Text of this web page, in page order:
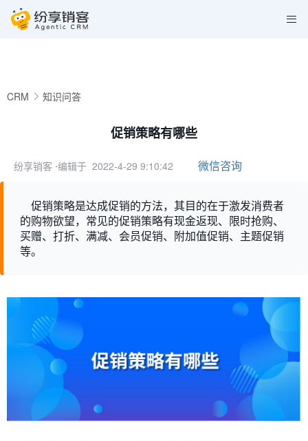
CRM 知识问答
促销策略有哪些
纷享销客 ⋅编辑于 2022-4-29 9:10:42 微信咨询
促销策略是达成促销的方法，其目的在于激发消费者
的购物欲望，常见的促销策略有现金返现、限时抢购、
买赠、打折、满减、会员促销、附加值促销、主题促销
等。